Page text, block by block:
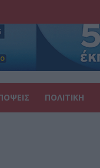
ΠΟΛΙΤΙΚΗ